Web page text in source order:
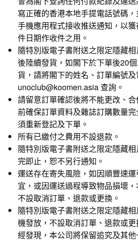
寫正確的香港本地手提電話號碼
手機應用程式接收推送通知，以
件日期作收件之用。
隨特別版電子書附送之限定隱藏相
後陸續發貨，如閣下於下單後20
貨，請將閣下的姓名、訂單編號
unoclub@koomen.asia 查詢。
請留意訂單確認後將不能更改、
前確保訂單資料及雜誌訂購數量
須重新登記及下單。
所有已繳付之費用不設退款。
隨特別版電子書附送之限定隱藏
完即止，恕不另行通知。
運送存在寄失風險，如因順豐速
宜，或因運送過程導致物品損壞
不設取消訂單、退款或更換。
隨特別版電子書附送之限定隱藏相
機發放，不設取消訂單、退款或
經發現，本公司將保留追究及其他